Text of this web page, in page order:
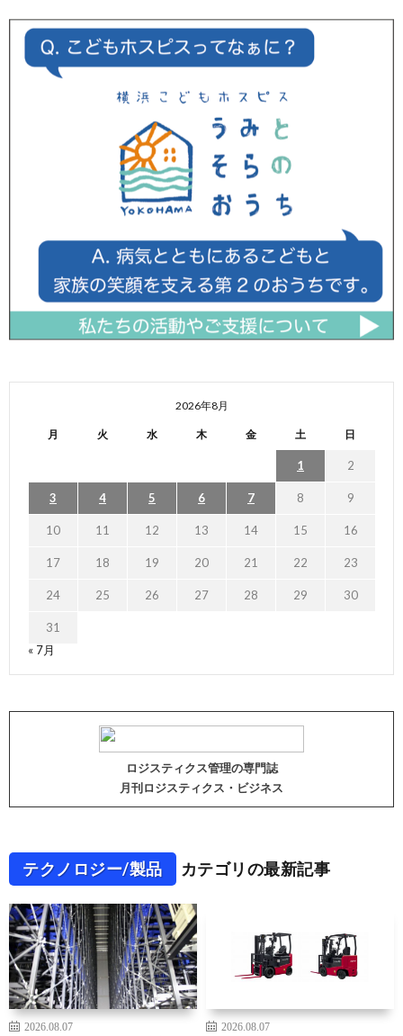
2026年8月
月 火 水 木 金 土 日
1 2
3 4 5 6 7 8 9
10 11 12 13 14 15 16
17 18 19 20 21 22 23
24 25 26 27 28 29 30
31
« 7月
ロジスティクス管理の専門誌
月刊ロジスティクス・ビジネス
テクノロジー/製品 カテゴリの最新記事
2026.08.07
2026.08.07